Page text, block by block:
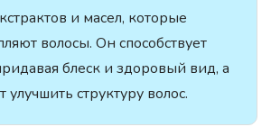
и масел, которые
волосы. Он способствует
блеск и здоровый вид, а
улучшить структуру волос.